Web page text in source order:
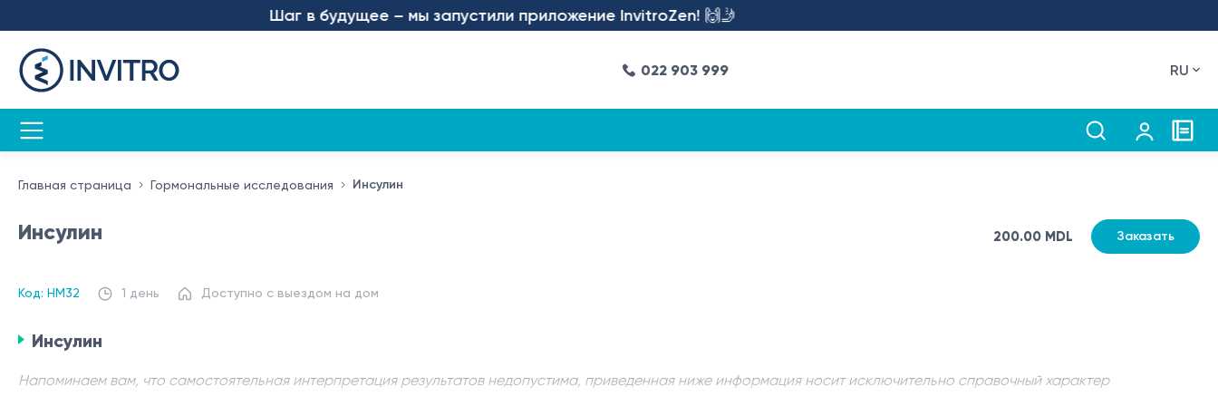
Шаг в будущее – мы запустили приложение InvitroZen! 🙌🤳
022 903 999 RU
Главная страница Гормональные исследования Инсулин
Инсулин
Код: HM32 1 день Доступно с выездом на дом
200.00 MDL Заказать
Инсулин
Напоминаем вам, что самостоятельная интерпретация результатов недопустима, приведенная ниже информация носит исключительно справочный характер